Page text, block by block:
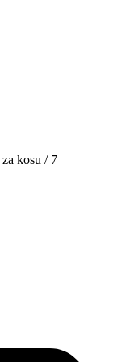
kosu / 7